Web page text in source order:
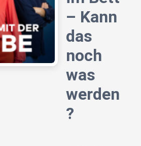
– Kann
das
noch
was
werden
?